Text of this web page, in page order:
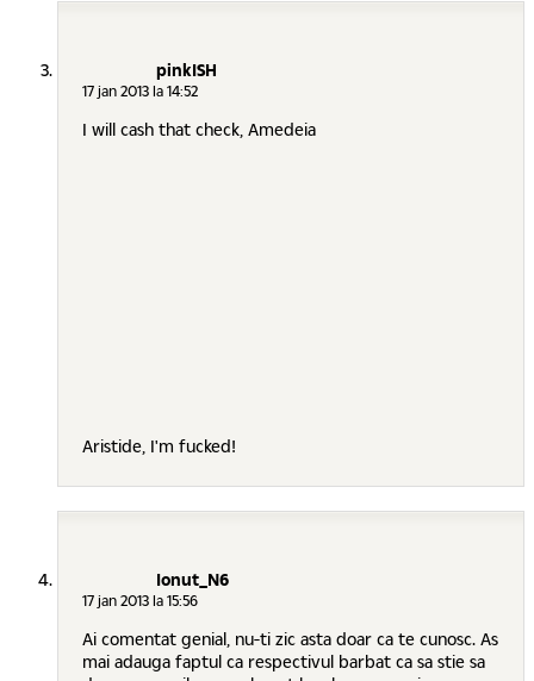
pinkISH
17 jan 2013 la 14:52
I will cash that check, Amedeia
Aristide, I'm fucked!
Ionut_N6
17 jan 2013 la 15:56
Ai comentat genial, nu-ti zic asta doar ca te cunosc. As
mai adauga faptul ca respectivul barbat ca sa stie sa